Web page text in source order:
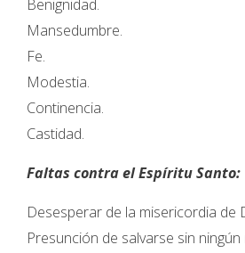
Benignidad.
Mansedumbre.
Fe.
Modestia.
Continencia.
Castidad.
Faltas contra el Espíritu Santo:
Desesperar de la misericordia de
Presunción de salvarse sin ningún